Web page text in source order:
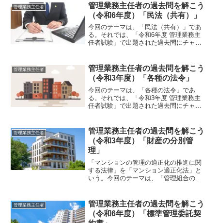
【問 25】 修繕積立金の二つの積立方
式に関する次の記述...
管理業務主任者
管理業務主任者の過去問を解こう
（令和6年度）「民法（共有）」
今回のテーマは、「民法（共有）」であ
る。それでは、「令和6年度 管理業務主
任者試験」で出題された過去問にチャレ
に関する次の記述のうち、民法の規定に
よれば、最も不適...
管理業務主任者
管理業務主任者の過去問を解こう
（令和3年度）「各種の法令」
今回のテーマは、「各種の法令」であ
る。それでは、「令和3年度 管理業務主
任者試験」で出題された過去問にチャレ
法令に関する次の記述のうち、最も適切
なものはどれか。1...
管理業務主任者
管理業務主任者の過去問を解こう
（令和3年度）「財産の分別管
理」
「マンションの管理の適正化の推進に関
する法律」を「マンション適正化法」と
いう。今回のテーマは、「管理組合の財
れた過去問にチャレンジしてみよう。令
和3年度 管理業務主任...
管理業務主任者
管理業務主任者の過去問を解こう
（令和6年度）「標準管理委託契